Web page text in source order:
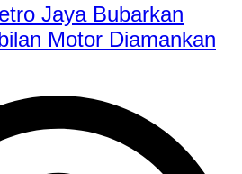
Jaya Bubarkan
Motor Diamankan